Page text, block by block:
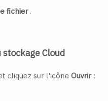
fichier.
Cloud
cliquez sur l'icôneOuvrir: